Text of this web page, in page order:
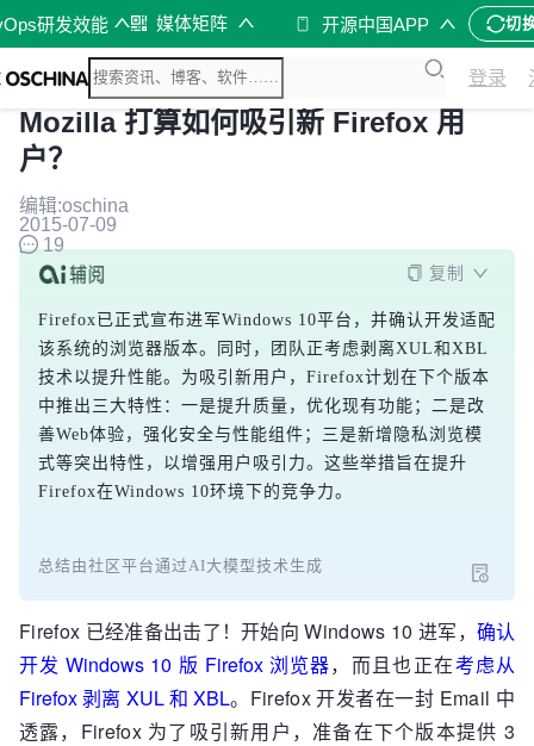
研发效能 媒体矩阵 开源中国APP 切
登录
Mozilla 打算如何吸引新 Firefox 用
户？
编辑:oschina
2015-07-09
19
复制
Firefox已正式宣布进军Windows 10平台，并确认开发适配
该系统的浏览器版本。同时，团队正考虑剥离XUL和XBL
技术以提升性能。为吸引新用户，Firefox计划在下个版本
中推出三大特性：一是提升质量，优化现有功能；二是改
善Web体验，强化安全与性能组件；三是新增隐私浏览模
式等突出特性，以增强用户吸引力。这些举措旨在提升
Firefox在Windows 10环境下的竞争力。
总结由社区平台通过AI大模型技术生成
Firefox 已经准备出击了！开始向 Windows 10 进军， 确认
开发 Windows 10 版 Firefox 浏览器，而且也正在考虑从
Firefox 剥离 XUL 和 XBL。Firefox 开发者在一封 Email 中
透露，Firefox 为了吸引新用户，准备在下个版本提供 3